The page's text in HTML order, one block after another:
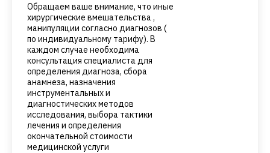
Обращаем ваше внимание, что иные
хирургические вмешательства ,
манипуляции согласно диагнозов (
по индивидуальному тарифу). В
каждом случае необходима
консультация специалиста для
определения диагноза, сбора
анамнеза, назначения
инструментальных и
диагностических методов
исследования, выбора тактики
лечения и определения
окончательной стоимости
медицинской услуги